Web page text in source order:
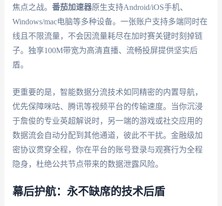
焦点之战。 番茄加速器原生支持Android/iOS手机、
Windows/mac电脑等多种设备。一张账户支持多端同时在
线且不限流量，不会因流量耗尽在加时赛关键时刻掉链
子。独享100M带宽为高清直播、流畅投屏提供坚实后
盾。
更重要的是，智能数据分流技术如同精密的内置导航，
优先保障咪咕、腾讯等视频平台的传输速度。当你沉浸
于詹俊的专业英超解说时，另一端的游戏或社交应用的
数据流会自动分配到其他通道，彼此不干扰。金融级加
密协议贯穿全程，你在平台的账号登录与观赛行为全程
隐身，杜绝公共节点带来的数据泄露风险。
幕后护航：永不缺席的技术后盾